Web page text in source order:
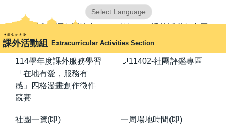
到
主
要
內
課外活動組 Extracurricular Activities Section
Translate
📢器材室搬遷相關注意
事項📢
🈺11402課外活動行事曆
114學年度課外服務學習
「在地有愛，服務有
感」四格漫畫創作徵件
競賽
💬11402-社團評鑑專區
社團一覽(即) 一周場地時間(即)